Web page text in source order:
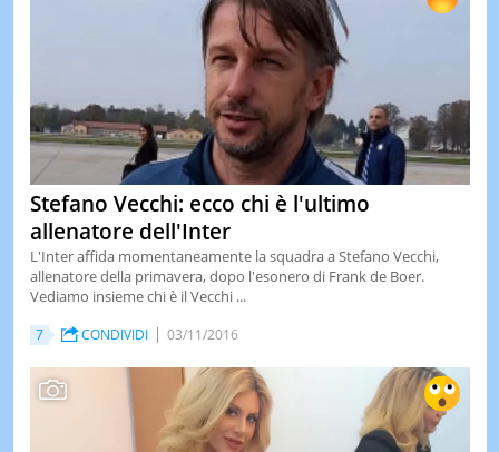
Stefano Vecchi: ecco chi è l'ultimo
allenatore dell'Inter
L'Inter affida momentaneamente la squadra a Stefano Vecchi,
allenatore della primavera, dopo l'esonero di Frank de Boer.
Vediamo insieme chi è il Vecchi ...
7 CONDIVIDI 03/11/2016